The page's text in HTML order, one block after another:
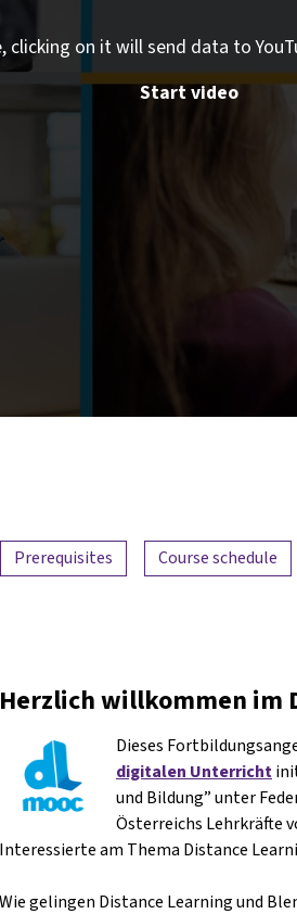
clicking on it will send data to
Start video
Prerequisites Course schedule
Herzlich willkommen im
Dieses
digitalen Unterricht
und Bildung” unter
Österreichs Lehrkräfte
Interessierte am Thema Distance
Wie gelingen Distance Learning und